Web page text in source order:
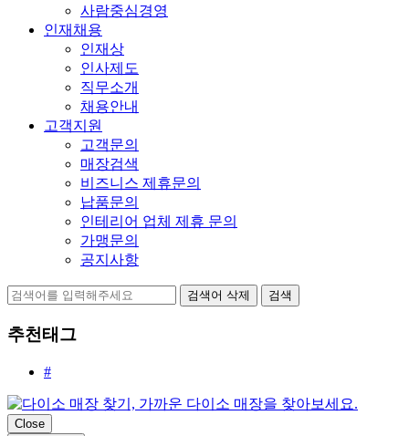
사람중심경영
인재채용
인재상
인사제도
직무소개
채용안내
고객지원
고객문의
매장검색
비즈니스 제휴문의
납품문의
인테리어 업체 제휴 문의
가맹문의
공지사항
검색어 삭제 검색
추천태그
#
Close